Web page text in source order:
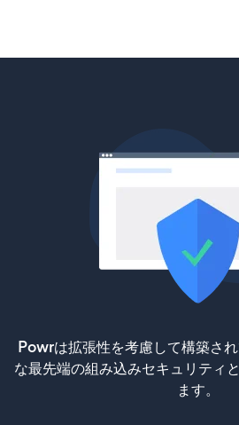
Powrは拡張性を考慮して構築さ
な最先端の組み込みセキュリティ
ます。